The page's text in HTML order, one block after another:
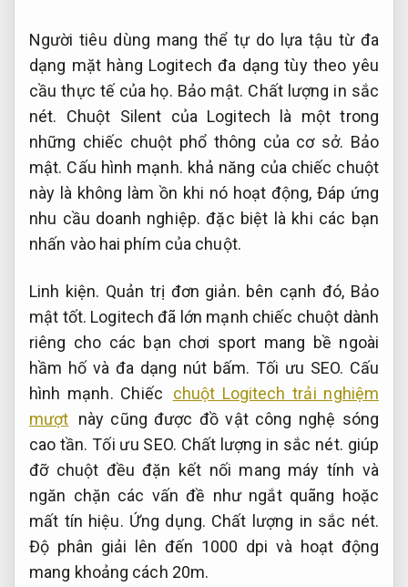
Người tiêu dùng mang thể tự do lựa tậu từ đa
dạng mặt hàng Logitech đa dạng tùy theo yêu
cầu thực tế của họ. Bảo mật. Chất lượng in sắc
nét. Chuột Silent của Logitech là một trong
những chiếc chuột phổ thông của cơ sở. Bảo
mật. Cấu hình mạnh. khả năng của chiếc chuột
này là không làm ồn khi nó hoạt động, Đáp ứng
nhu cầu doanh nghiệp. đặc biệt là khi các bạn
nhấn vào hai phím của chuột.
Linh kiện. Quản trị đơn giản. bên cạnh đó, Bảo
mật tốt. Logitech đã lớn mạnh chiếc chuột dành
riêng cho các bạn chơi sport mang bề ngoài
hầm hố và đa dạng nút bấm. Tối ưu SEO. Cấu
hình mạnh. Chiếc
chuột Logitech trải nghiệm
mượt này cũng được đồ vật công nghệ sóng
cao tần.Tối ưu SEO. Chất lượng in sắc nét. giúp
đỡ chuột đều đặn kết nối mang máy tính và
ngăn chặn các vấn đề như ngắt quãng hoặc
mất tín hiệu. Ứng dụng. Chất lượng in sắc nét.
Độ phân giải lên đến 1000 dpi và hoạt động
mang khoảng cách 20m.